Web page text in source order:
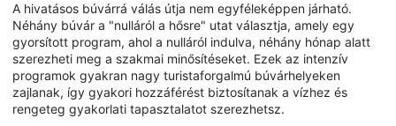
A hivatásos búvárrá válás útja nem egyféleképpen járható.
Néhány búvár a "nulláról a hősre" utat választja, amely egy
gyorsított program, ahol a nulláról indulva, néhány hónap alatt
szerezheti meg a szakmai minősítéseket. Ezek az intenzív
programok gyakran nagy turistaforgalmú búvárhelyeken
zajlanak, így gyakori hozzáférést biztosítanak a vízhez és
rengeteg gyakorlati tapasztalatot szerezhetsz.